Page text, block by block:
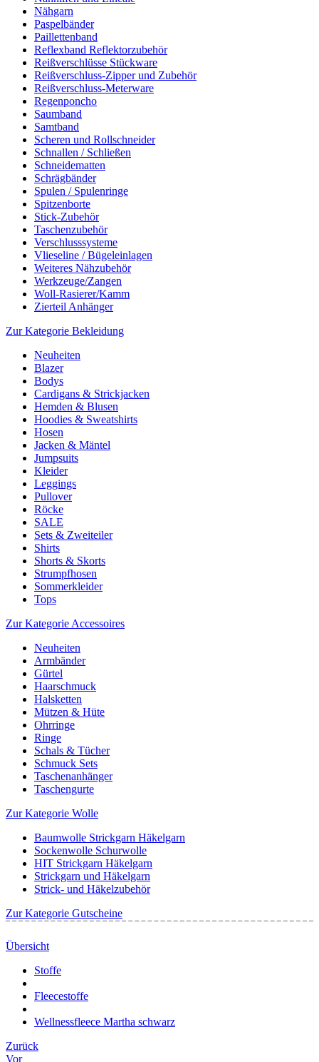
Nähgarn
Paspelbänder
Paillettenband
Reflexband Reflektorzubehör
Reißverschlüsse Stückware
Reißverschluss-Zipper und Zubehör
Reißverschluss-Meterware
Regenponcho
Saumband
Samtband
Scheren und Rollschneider
Schnallen / Schließen
Schneidematten
Schrägbänder
Spulen / Spulenringe
Spitzenborte
Stick-Zubehör
Taschenzubehör
Verschlusssysteme
Vlieseline / Bügeleinlagen
Weiteres Nähzubehör
Werkzeuge/Zangen
Woll-Rasierer/Kamm
Zierteil Anhänger
Zur Kategorie Bekleidung
Neuheiten
Blazer
Bodys
Cardigans & Strickjacken
Hemden & Blusen
Hoodies & Sweatshirts
Hosen
Jacken & Mäntel
Jumpsuits
Kleider
Leggings
Pullover
Röcke
SALE
Sets & Zweiteiler
Shirts
Shorts & Skorts
Strumpfhosen
Sommerkleider
Tops
Zur Kategorie Accessoires
Neuheiten
Armbänder
Gürtel
Haarschmuck
Halsketten
Mützen & Hüte
Ohrringe
Ringe
Schals & Tücher
Schmuck Sets
Taschenanhänger
Taschengurte
Zur Kategorie Wolle
Baumwolle Strickgarn Häkelgarn
Sockenwolle Schurwolle
HIT Strickgarn Häkelgarn
Strickgarn und Häkelgarn
Strick- und Häkelzubehör
Zur Kategorie Gutscheine
Übersicht
Stoffe
Fleecestoffe
Wellnessfleece Martha schwarz
Zurück
Vor